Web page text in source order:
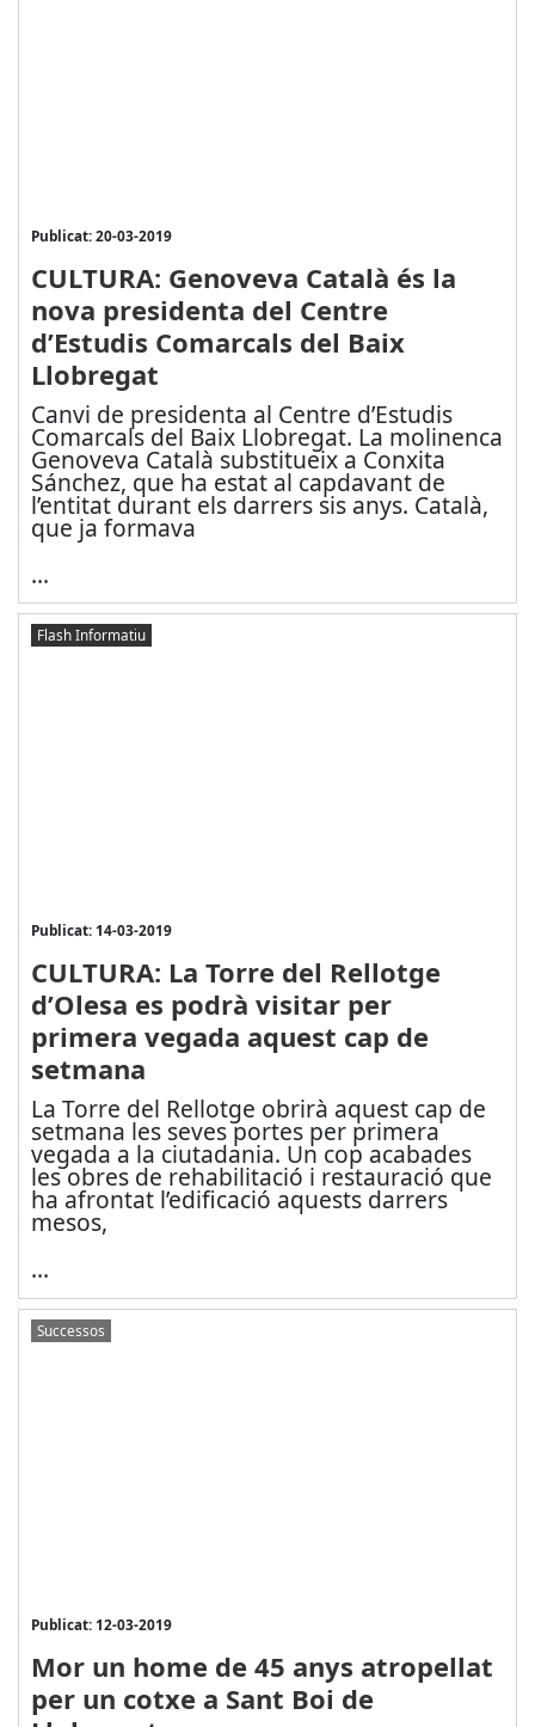
Publicat: 20-03-2019
CULTURA: Genoveva Català és la
nova presidenta del Centre
d’Estudis Comarcals del Baix
Llobregat
Canvi de presidenta al Centre d’Estudis
Comarcals del Baix Llobregat. La molinenca
Genoveva Català substitueix a Conxita
Sánchez, que ha estat al capdavant de
l’entitat durant els darrers sis anys. Català,
que ja formava
...
Flash Informatiu
Publicat: 14-03-2019
CULTURA: La Torre del Rellotge
d’Olesa es podrà visitar per
primera vegada aquest cap de
setmana
La Torre del Rellotge obrirà aquest cap de
setmana les seves portes per primera
vegada a la ciutadania. Un cop acabades
les obres de rehabilitació i restauració que
ha afrontat l’edificació aquests darrers
mesos,
...
Successos
Publicat: 12-03-2019
Mor un home de 45 anys atropellat
per un cotxe a Sant Boi de